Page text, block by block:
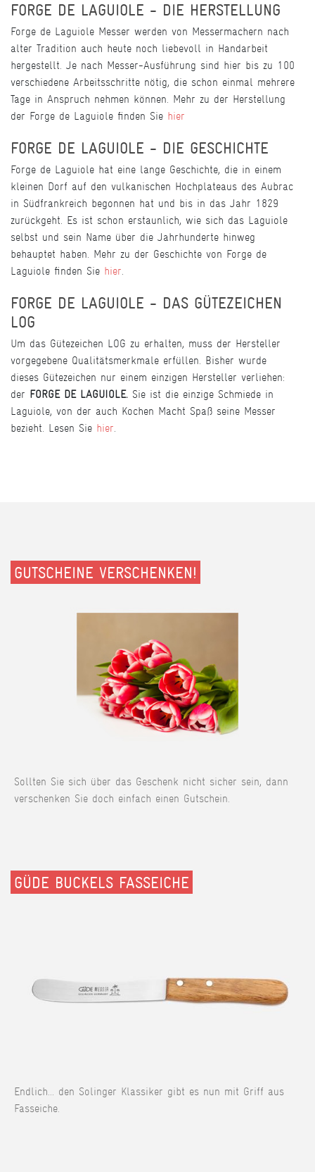
FORGE DE LAGUIOLE - DIE HERSTELLUNG
Forge de Laguiole Messer werden von Messermachern nach
alter Tradition auch heute noch liebevoll in Handarbeit
hergestellt. Je nach Messer-Ausführung sind hier bis zu 100
verschiedene Arbeitsschritte nötig, die schon einmal mehrere
Tage in Anspruch nehmen können. Mehr zu der Herstellung
der Forge de Laguiole finden Sie hier
FORGE DE LAGUIOLE - DIE GESCHICHTE
Forge de Laguiole hat eine lange Geschichte, die in einem
kleinen Dorf auf den vulkanischen Hochplateaus des Aubrac
in Südfrankreich begonnen hat und bis in das Jahr 1829
zurückgeht. Es ist schon erstaunlich, wie sich das Laguiole
selbst und sein Name über die Jahrhunderte hinweg
behauptet haben. Mehr zu der Geschichte von Forge de
Laguiole finden Sie hier
FORGE DE LAGUIOLE - DAS GÜTEZEICHEN
LOG
Um das Gütezeichen LOG zu erhalten, muss der Hersteller
vorgegebene Qualitätsmerkmale erfüllen. Bisher wurde
dieses Gütezeichen nur einem einzigen Hersteller verliehen:
der FORGE DE LAGUIOLE. Sie ist die einzige Schmiede in
Laguiole, von der auch Kochen Macht Spaß seine Messer
bezieht. Lesen Sie hier
GUTSCHEINE VERSCHENKEN!
Sollten Sie sich über das Geschenk nicht sicher sein, dann
verschenken Sie doch einfach einen Gutschein.
GÜDE BUCKELS FASSEICHE
Endlich... den Solinger Klassiker gibt es nun mit Griff aus
Fasseiche.